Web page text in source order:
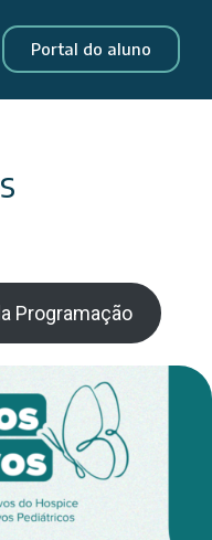
Portal do aluno
Programação